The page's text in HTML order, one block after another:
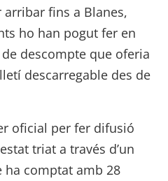
fins a Blanes,
ho han pogut fer en
descompte que oferia
descarregable des de
oficial per fer difusió
triat a través d’un
ha comptat amb 28